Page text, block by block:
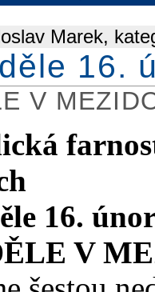
Marek,
16.
V
16.
V